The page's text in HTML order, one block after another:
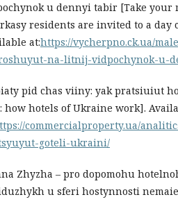
u dennyi tabir [Take your
residents are invited to a day
at:https://vycherpno.ck.ua/
na-litnij-vidpochynok-u-
pid chas viiny: yak pratsiuiut
how hotels of Ukraine work].
commercialproperty.ua/
goteli-ukraini/
Zhyzha – pro dopomohu
u sferi hostynnosti